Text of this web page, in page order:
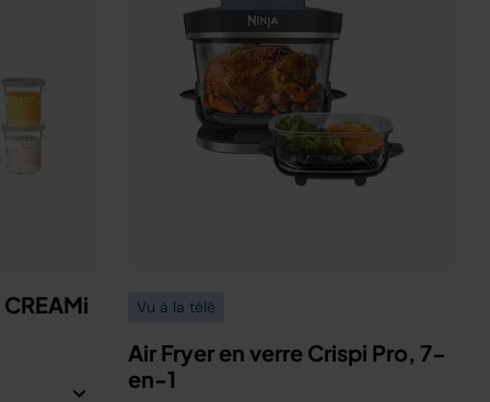
Vu à la télé
Air Fryer en verre Crispi Pro, 7-
en-1